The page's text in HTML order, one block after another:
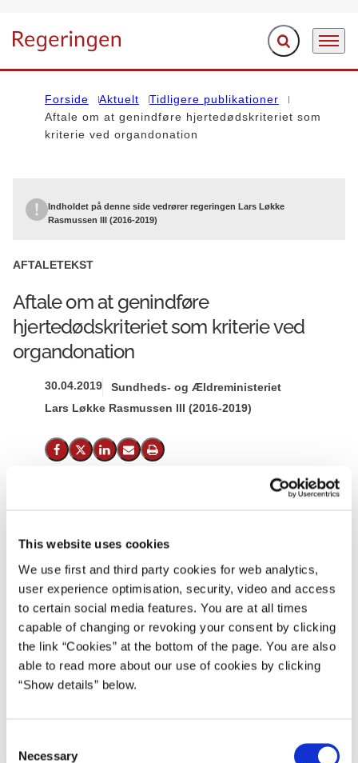
This website uses cookies
We use first and third party cookies for web analytics,
user experience optimisation, security, video and access
to certain social media features. You are at all times
capable of changing or revoking your consent by clicking
the link “Cookies” at the bottom of the page. You are also
able to read more about our use of cookies by clicking
“Show details” below.
Necessary
Gå til forsiden Fold søgefelt ud
Menu
Forside Aktuelt
Tidligere publikationer
Aftale om at genindføre hjertedødskriteriet som
kriterie ved organdonation
Indholdet på denne side vedrører regeringen Lars Løkke
Rasmussen III (2016-2019)
AFTALETEKST
Aftale om at genindføre
hjertedødskriteriet som kriterie ved
organdonation
30.04.2019
Sundheds- og Ældreministeriet
Lars Løkke Rasmussen III (2016-2019)
Del på Facebook
Del på X (Twitter)
Del på LinkedIn
Send email
Print
Enhedslisten, Alternativet, Det Radikale Venstre og
transplantationsområdet.
Siden hjernedødskriteriet blev indført i 1990 har det i
praksis været det eneste kriterier, der har været brugt ved
organdonation. Men internationale erfaringer og forbedret
teknologi betyder, at der fagligt er grundlag for, at organer
fra hjertedøde også i nogle tilfælde kan egne sig til